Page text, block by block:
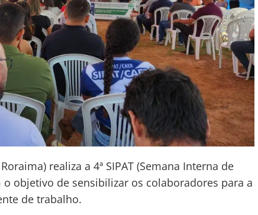
realiza a 4ª SIPAT (Semana Interna de
objetivo de sensibilizar os colaboradores para a
de trabalho.